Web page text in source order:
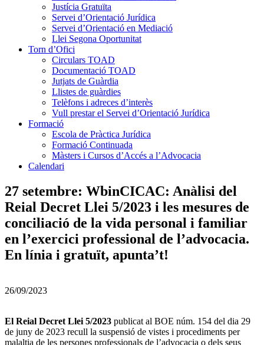
Justícia Gratuïta
Servei d’Orientació Jurídica
Servei d’Orientació en Mediació
Llei Segona Oportunitat
Torn d’Ofici
Circulars TOAD
Documentació TOAD
Jutjats de Guàrdia
Llistes de guàrdies
Telèfons i adreces d’interès
Vull prestar el Servei d’Orientació Jurídica
Formació
Escola de Pràctica Jurídica
Formació Continuada
Màsters i Cursos d’Accés a l’Advocacia
Calendari
27 setembre: WbinCICAC: Anàlisi del
Reial Decret Llei 5/2023 i les mesures de
conciliació de la vida personal i familiar
en l’exercici professional de l’advocacia.
En línia i gratuït, apunta’t!
26/09/2023
El Reial Decret Llei 5/2023 publicat al BOE núm. 154 del dia 29
de juny de 2023 recull la suspensió de vistes i procediments per
malaltia de les persones professionals de l’advocacia o dels seus